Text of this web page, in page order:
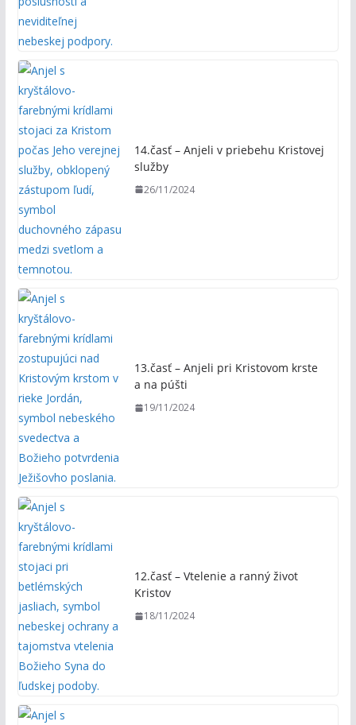
14.časť – Anjeli v priebehu Kristovej
služby
26/11/2024
13.časť – Anjeli pri Kristovom krste
a na púšti
19/11/2024
12.časť – Vtelenie a ranný život
Kristov
18/11/2024